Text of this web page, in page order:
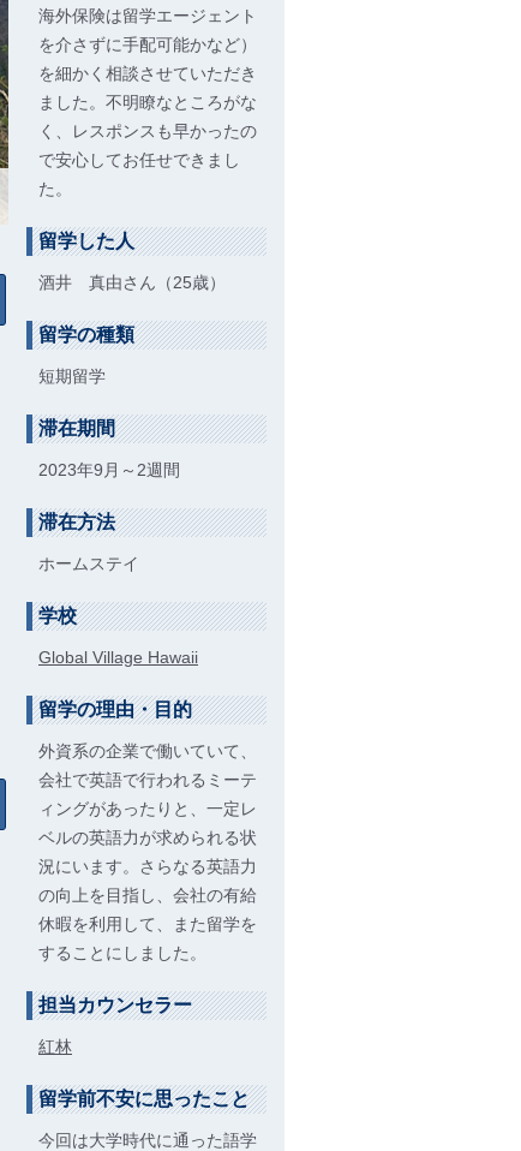
海外保険は留学エージェント
を介さずに手配可能かなど）
を細かく相談させていただき
ました。不明瞭なところがな
く、レスポンスも早かったの
で安心してお任せできまし
た。
留学した人
酒井 真由さん（25歳）
留学の種類
短期留学
滞在期間
2023年9月～2週間
滞在方法
ホームステイ
学校
Global Village Hawaii
留学の理由・目的
外資系の企業で働いていて、
会社で英語で行われるミーテ
ィングがあったりと、一定レ
ベルの英語力が求められる状
況にいます。さらなる英語力
の向上を目指し、会社の有給
休暇を利用して、また留学を
することにしました。
担当カウンセラー
紅林
留学前不安に思ったこと
今回は大学時代に通った語学